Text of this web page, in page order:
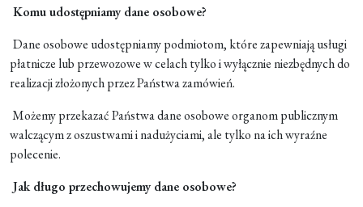
Komu udostępniamy dane osobowe?
Dane osobowe udostępniamy podmiotom, które zapewniają usługi
płatnicze lub przewozowe w celach tylko i wyłącznie niezbędnych do
realizacji złożonych przez Państwa zamówień.
Możemy przekazać Państwa dane osobowe organom publicznym
walczącym z oszustwami i nadużyciami, ale tylko na ich wyraźne
polecenie.
Jak długo przechowujemy dane osobowe?